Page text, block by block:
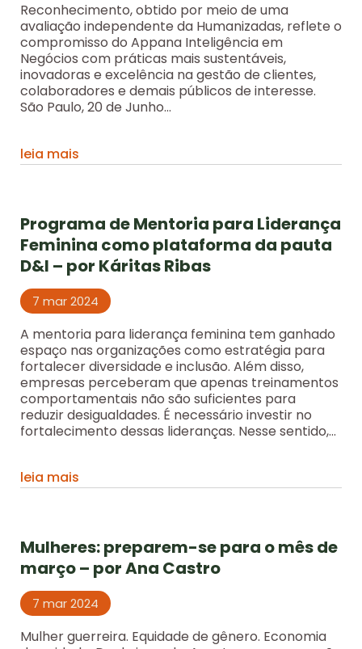
Reconhecimento, obtido por meio de uma
avaliação independente da Humanizadas, reflete o
compromisso do Appana Inteligência em
Negócios com práticas mais sustentáveis,
inovadoras e excelência na gestão de clientes,
colaboradores e demais públicos de interesse.
São Paulo, 20 de Junho...
leia mais
Programa de Mentoria para Liderança
Feminina como plataforma da pauta
D&I – por Káritas Ribas
7 mar 2024
A mentoria para liderança feminina tem ganhado
espaço nas organizações como estratégia para
fortalecer diversidade e inclusão. Além disso,
empresas perceberam que apenas treinamentos
comportamentais não são suficientes para
reduzir desigualdades. É necessário investir no
fortalecimento dessas lideranças. Nesse sentido,...
leia mais
Mulheres: preparem-se para o mês de
março – por Ana Castro
7 mar 2024
Mulher guerreira. Equidade de gênero. Economia